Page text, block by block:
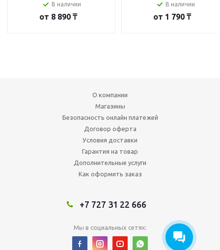
В наличии
от 8 890 ₸
В наличии
от 1 790 ₸
О компании
Магазины
Безопасность онлайн платежей
Договор оферта
Условия доставки
Гарантия на товар
Дополнительные услуги
Как оформить заказ
+7 727 31 22 666
Мы в социальных сетях: